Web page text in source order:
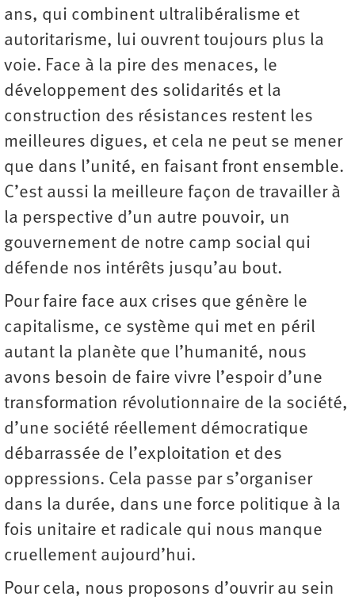
ans, qui combinent ultralibéralisme et
autoritarisme, lui ouvrent toujours plus la
voie. Face à la pire des menaces, le
développement des solidarités et la
construction des résistances restent les
meilleures digues, et cela ne peut se mener
que dans l’unité, en faisant front ensemble.
C’est aussi la meilleure façon de travailler à
la perspective d’un autre pouvoir, un
gouvernement de notre camp social qui
défende nos intérêts jusqu’au bout.
Pour faire face aux crises que génère le
capitalisme, ce système qui met en péril
autant la planète que l’humanité, nous
avons besoin de faire vivre l’espoir d’une
transformation révolutionnaire de la société,
d’une société réellement démocratique
débarrassée de l’exploitation et des
oppressions. Cela passe par s’organiser
dans la durée, dans une force politique à la
fois unitaire et radicale qui nous manque
cruellement aujourd’hui.
Pour cela, nous proposons d’ouvrir au sein